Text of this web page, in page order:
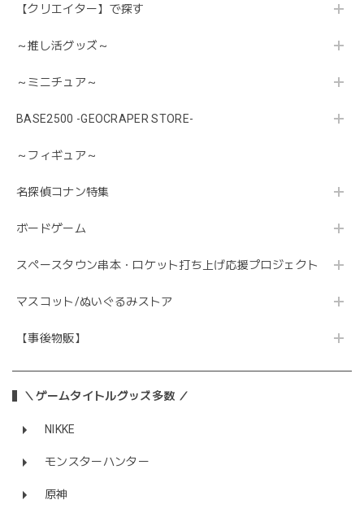
【クリエイター】で探す
～推し活グッズ～
～ミニチュア～
BASE2500 -GEOCRAPER STORE-
～フィギュア～
名探偵コナン特集
ボードゲーム
スペースタウン串本・ロケット打ち上げ応援プロジェクト
マスコット/ぬいぐるみストア
【事後物販】
＼ゲームタイトルグッズ多数 ／
NIKKE
モンスターハンター
原神